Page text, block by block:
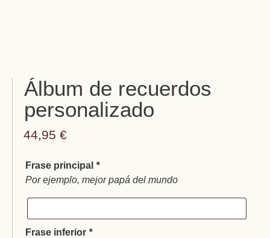
Álbum de recuerdos
personalizado
44,95 €
Frase principal *
Por ejemplo, mejor papá del mundo
Frase inferior *